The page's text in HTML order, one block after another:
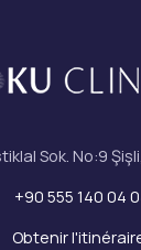
Sok. No:9
+90 555 140 04
Obtenir